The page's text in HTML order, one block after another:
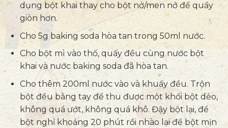
dụng bột khai thay cho bột nở/men nở để quẩy
giòn hơn.
Cho 5g baking soda hòa tan trong 50ml nước.
Cho bột mì vào thố, quấy đều cùng nước bột
khai và nước baking soda đã hòa tan.
Cho thêm 200ml nước vào và khuấy đều. Trộn
bột đều bằng tay để thu được một khối bột dẻo,
không quá ướt, không quá khô. Đậy bột lại, để
bột nghỉ khoảng 20 phút rồi nhào lại để bột mịn